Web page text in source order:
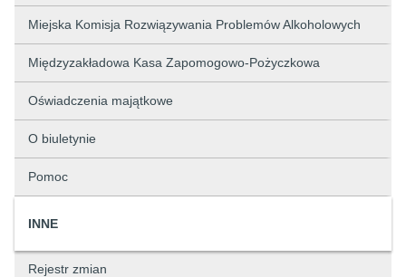
Miejska Komisja Rozwiązywania Problemów Alkoholowych
Międzyzakładowa Kasa Zapomogowo-Pożyczkowa
Oświadczenia majątkowe
O biuletynie
Pomoc
INNE
Rejestr zmian